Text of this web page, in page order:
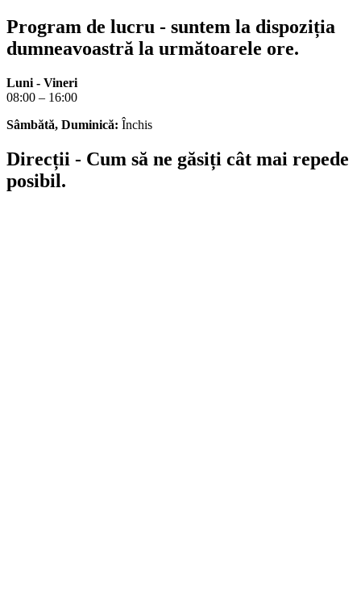
Program de lucru - suntem la dispoziția
dumneavoastră la următoarele ore.
Luni - Vineri
08:00 – 16:00
Sâmbătă, Duminică: Închis
Direcții - Cum să ne găsiți cât mai repede
posibil.